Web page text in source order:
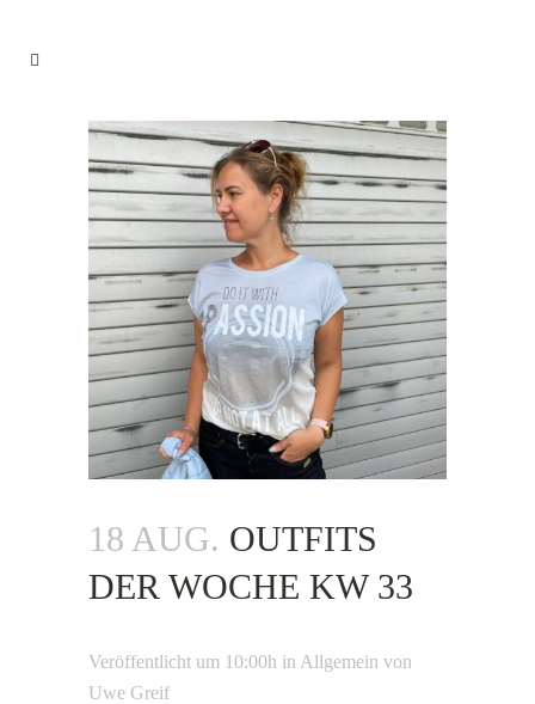
18 AUG. OUTFITS
DER WOCHE KW 33
Veröffentlicht um 10:00h in Allgemein von
Uwe Greif